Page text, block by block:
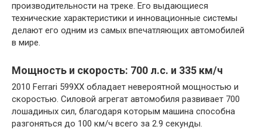
производительности на треке. Его выдающиеся
технические характеристики и инновационные системы
делают его одним из самых впечатляющих автомобилей
в мире.
Мощность и скорость: 700 л.с. и 335 км/ч
2010 Ferrari 599XX обладает невероятной мощностью и
скоростью. Силовой агрегат автомобиля развивает 700
лошадиных сил, благодаря которым машина способна
разгоняться до 100 км/ч всего за 2.9 секунды.